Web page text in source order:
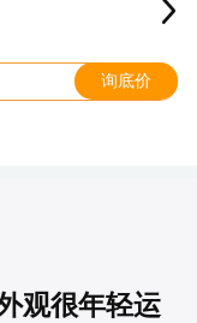
询底价
观很年轻运